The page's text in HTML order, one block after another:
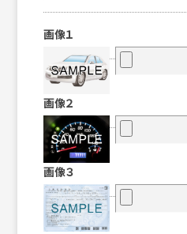
画像１
画像２
画像３